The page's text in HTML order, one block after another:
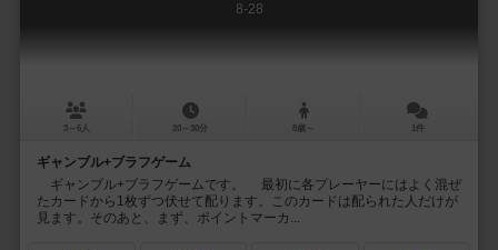
8-28
3～6人 20～30分 8歳～ 1件
ギャンブル+ブラフゲーム
ギャンブル+ブラフゲームです。 最初に各プレーヤーにはよく混ぜ
たカードから1枚ずつ伏せて配ります。このカードは配られた人だけが
見ます。そのあと、まず、ポイントマーカ...